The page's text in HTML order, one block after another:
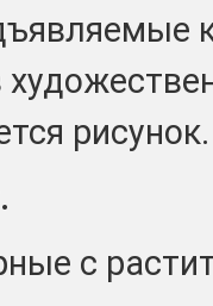
рисунок.
с